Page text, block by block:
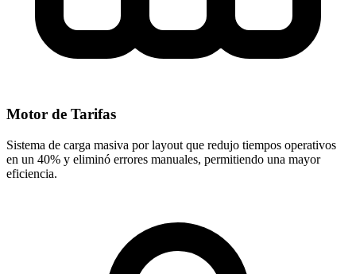
Motor de Tarifas
Sistema de carga masiva por layout que redujo tiempos operativos
en un 40% y eliminó errores manuales, permitiendo una mayor
eficiencia.